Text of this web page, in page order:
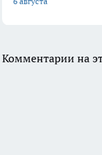
Комментарии на